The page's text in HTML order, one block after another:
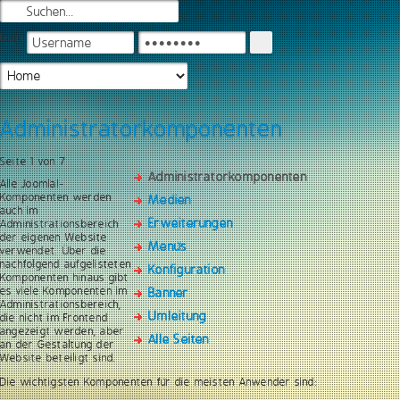
Login
Administratorkomponenten
Administratorkomponenten
Medien
Erweiterungen
Menüs
Konfiguration
Banner
Umleitung
Alle Seiten
Seite 1 von 7
Alle Joomla!-
Komponenten werden
auch im
Administrationsbereich
der eigenen Website
verwendet. Über die
nachfolgend aufgelisteten
Komponenten hinaus gibt
es viele Komponenten im
Administrationsbereich,
die nicht im Frontend
angezeigt werden, aber
an der Gestaltung der
Website beteiligt sind.
Die wichtigsten Komponenten für die meisten Anwender sind: